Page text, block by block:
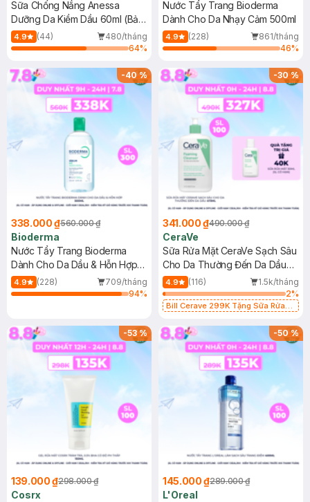
Sữa Chống Nắng Anessa
Dưỡng Da Kiềm Dầu 60ml (Bản
Mới)
4.9 (44)
480/tháng
64%
Nước Tẩy Trang Bioderma
Dành Cho Da Nhạy Cảm 500ml
4.9 (228)
861/tháng
46%
-40%
338.000 ₫560.000 ₫
Bioderma
Nước Tẩy Trang Bioderma
Dành Cho Da Dầu & Hỗn Hợp
500ml
4.9 (228)
709/tháng
94%
-30%
341.000 ₫490.000 ₫
CeraVe
Sữa Rửa Mặt CeraVe Sạch Sâu
Cho Da Thường Đến Da Dầu
473ml
4.9 (116)
1.5k/tháng
2%
Bill Cerave 299K Tặng Sữa Rửa
-53%
139.000 ₫298.000 ₫
Cosrx
-50%
145.000 ₫289.000 ₫
L'Oreal